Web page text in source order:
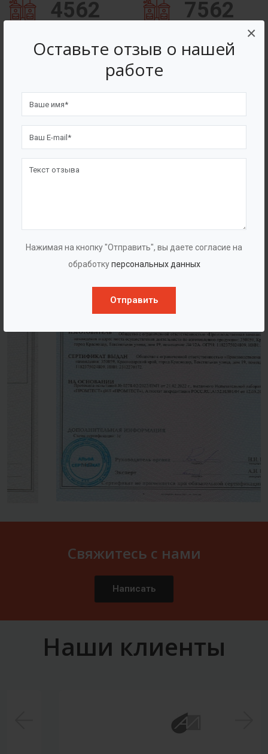
Оставьте отзыв о нашей
работе
Нажимая на кнопку "Отправить", вы даете согласие на
обработкуперсональных данных
Отправить
×
4562 7562
Сертификаты
Свяжитесь с нами
Написать
Наши клиенты